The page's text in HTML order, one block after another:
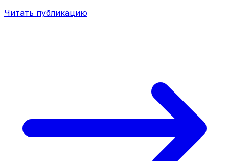
Читать публикацию